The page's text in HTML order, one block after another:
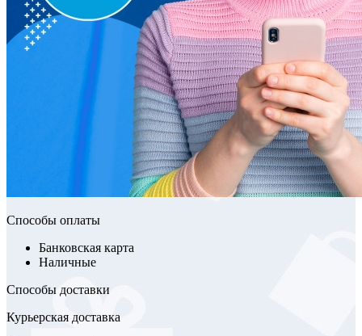
Способы оплаты
Банковская карта
Наличные
Способы доставки
Курьерская доставка